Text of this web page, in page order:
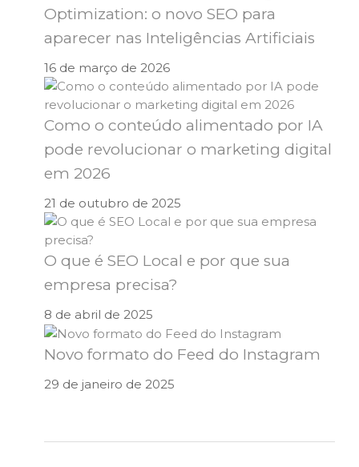
Optimization: o novo SEO para
aparecer nas Inteligências Artificiais
16 de março de 2026
Como o conteúdo alimentado por IA
pode revolucionar o marketing digital
em 2026
21 de outubro de 2025
O que é SEO Local e por que sua
empresa precisa?
8 de abril de 2025
Novo formato do Feed do Instagram
29 de janeiro de 2025